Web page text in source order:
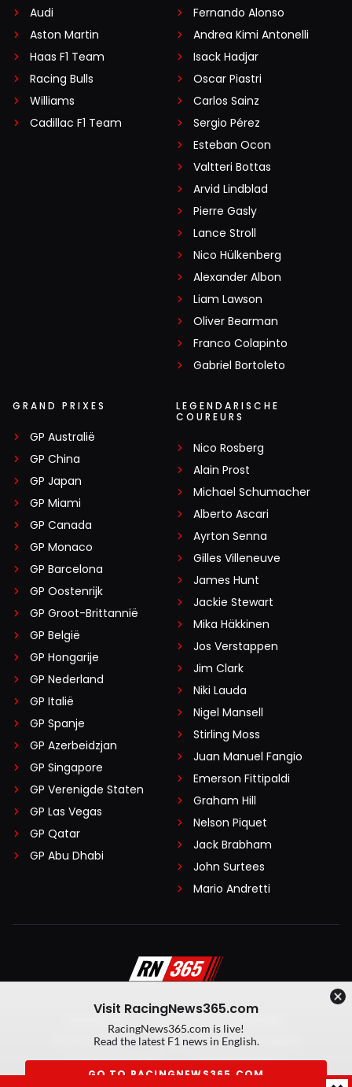
Audi
Aston Martin
Haas F1 Team
Racing Bulls
Williams
Cadillac F1 Team
Fernando Alonso
Andrea Kimi Antonelli
Isack Hadjar
Oscar Piastri
Carlos Sainz
Sergio Pérez
Esteban Ocon
Valtteri Bottas
Arvid Lindblad
Pierre Gasly
Lance Stroll
Nico Hülkenberg
Alexander Albon
Liam Lawson
Oliver Bearman
Franco Colapinto
Gabriel Bortoleto
GRAND PRIXES
GP Australië
GP China
GP Japan
GP Miami
GP Canada
GP Monaco
GP Barcelona
GP Oostenrijk
GP Groot-Brittannië
GP België
GP Hongarije
GP Nederland
GP Italië
GP Spanje
GP Azerbeidzjan
GP Singapore
GP Verenigde Staten
GP Las Vegas
GP Qatar
GP Abu Dhabi
LEGENDARISCHE
COUREURS
Nico Rosberg
Alain Prost
Michael Schumacher
Alberto Ascari
Ayrton Senna
Gilles Villeneuve
James Hunt
Jackie Stewart
Mika Häkkinen
Jos Verstappen
Jim Clark
Niki Lauda
Nigel Mansell
Stirling Moss
Juan Manuel Fangio
Emerson Fittipaldi
Graham Hill
Nelson Piquet
Jack Brabham
John Surtees
Mario Andretti
Algemene voorwaarden
Privacy Policy
Created by On Your Marks
Privacy manager
Kansspeluitingen
Visit RacingNews365.com
RacingNews365.com is live!
Read the latest F1 news in English.
GO TO RACINGNEWS365.COM